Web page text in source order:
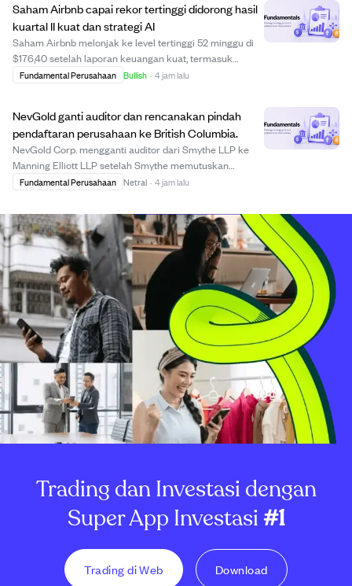
Saham Airbnb capai rekor tertinggi didorong hasil
kuartal II kuat dan strategi AI
Saham Airbnb melonjak ke level tertinggi 52 minggu di
$176,40 setelah laporan keuangan kuat, termasuk
kenaikan pendapatan 17% dan pertumbuhan Gross
d...
Fundamental Perusahaan Bullish · 4 jam lalu
NevGold ganti auditor dan rencanakan pindah
pendaftaran perusahaan ke British Columbia.
NevGold Corp. mengganti auditor dari Smythe LLP ke
Manning Elliott LLP setelah Smythe memutuskan
berhenti audit perusahaan publik. Perubahan ini berlaku
Selain itu, NevGold mengajukan pindah pendaf...
Fundamental Perusahaan Netral · 4 jam lalu
Trading dan Investasi dengan
Super App Investasi#1
Trading di Web Download